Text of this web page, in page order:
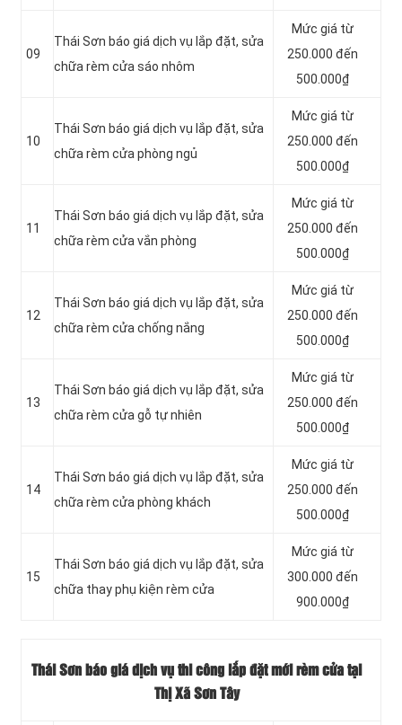
09
Thái Sơn báo giá dịch vụ lắp đặt, sửa
chữa rèm cửa sáo nhôm
Mức giá từ
250.000 đến
500.000₫
10
Thái Sơn báo giá dịch vụ lắp đặt, sửa
chữa rèm cửa phòng ngủ
Mức giá từ
250.000 đến
500.000₫
11
Thái Sơn báo giá dịch vụ lắp đặt, sửa
chữa rèm cửa vắn phòng
Mức giá từ
250.000 đến
500.000₫
12
Thái Sơn báo giá dịch vụ lắp đặt, sửa
chữa rèm cửa chống nắng
Mức giá từ
250.000 đến
500.000₫
13
Thái Sơn báo giá dịch vụ lắp đặt, sửa
chữa rèm cửa gỗ tự nhiên
Mức giá từ
250.000 đến
500.000₫
14
Thái Sơn báo giá dịch vụ lắp đặt, sửa
chữa rèm cửa phòng khách
Mức giá từ
250.000 đến
500.000₫
15
Thái Sơn báo giá dịch vụ lắp đặt, sửa
chữa thay phụ kiện rèm cửa
Mức giá từ
300.000 đến
900.000₫
Thái Sơn báo giá dịch vụ thi công lắp đặt mới rèm cửa tại
Thị Xã Sơn Tây